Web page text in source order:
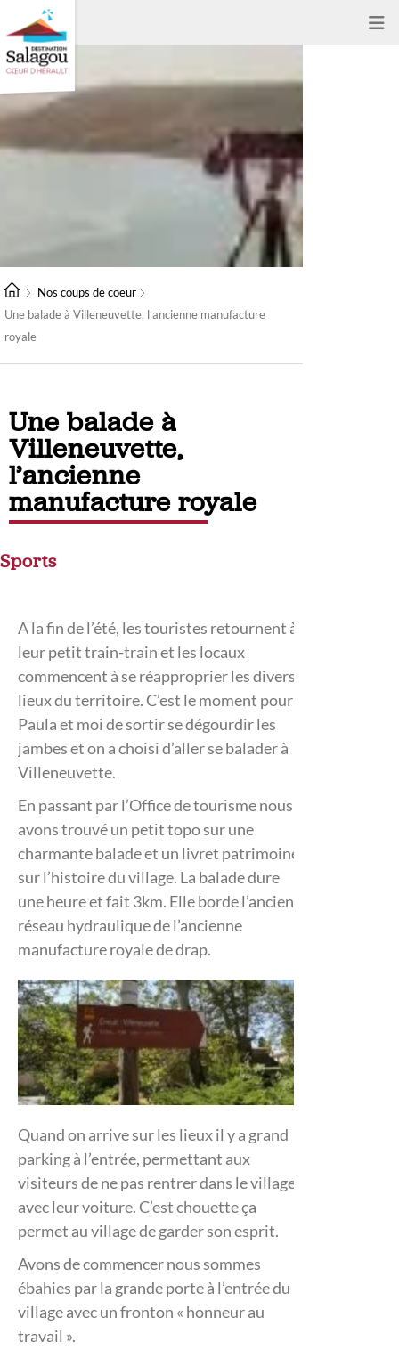
Nos coups de coeur
Une balade à Villeneuvette, l’ancienne manufacture
royale
Une balade à
Villeneuvette,
l’ancienne
manufacture royale
Sports
A la fin de l’été, les touristes retournent à
leur petit train-train et les locaux
commencent à se réapproprier les divers
lieux du territoire. C’est le moment pour
Paula et moi de sortir se dégourdir les
jambes et on a choisi d’aller se balader à
Villeneuvette.
En passant par l’Office de tourisme nous
avons trouvé un petit topo sur une
charmante balade et un livret patrimoine
sur l’histoire du village. La balade dure
une heure et fait 3km. Elle borde l’ancien
réseau hydraulique de l’ancienne
manufacture royale de drap.
Quand on arrive sur les lieux il y a grand
parking à l’entrée, permettant aux
visiteurs de ne pas rentrer dans le village
avec leur voiture. C’est chouette ça
permet au village de garder son esprit.
Avons de commencer nous sommes
ébahies par la grande porte à l’entrée du
village avec un fronton « honneur au
travail ».